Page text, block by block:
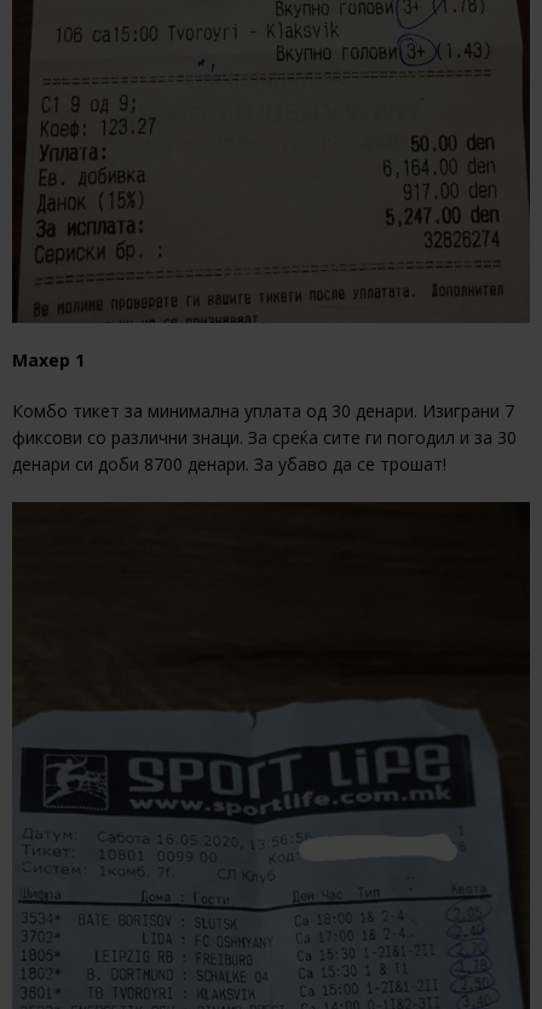
Махер 1
Комбо тикет за минимална уплата од 30 денари. Изиграни 7
фиксови со различни знаци. За среќа сите ги погодил и за 30
денари си доби 8700 денари. За убаво да се трошат!